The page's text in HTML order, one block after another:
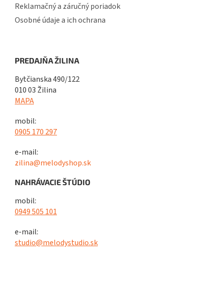
Reklamačný a záručný poriadok
Osobné údaje a ich ochrana
PREDAJŇA ŽILINA
Bytčianska 490/122
010 03 Žilina
MAPA
mobil:
0905 170 297
e-mail:
zilina@melodyshop.sk
NAHRÁVACIE ŠTÚDIO
mobil:
0949 505 101
e-mail:
studio@melodystudio.sk